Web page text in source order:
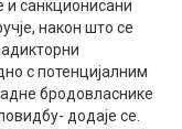
и санкционисани
након што се
с потенцијалним
бродовласнике
додаје се.